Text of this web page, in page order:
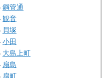
鋼管通
観音
貝塚
小田
大島上町
扇島
扇町